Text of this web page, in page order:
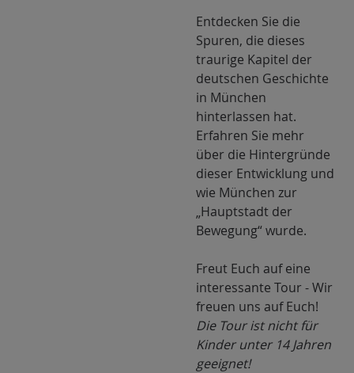
Entdecken Sie die
Spuren, die dieses
traurige Kapitel der
deutschen Geschichte
in München
hinterlassen hat.
Erfahren Sie mehr
über die Hintergründe
dieser Entwicklung und
wie München zur
„Hauptstadt der
Bewegung“ wurde.
Freut Euch auf eine
interessante Tour - Wir
freuen uns auf Euch!
Die Tour ist nicht für
Kinder unter 14 Jahren
geeignet!